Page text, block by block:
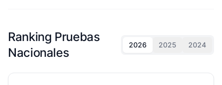
Ranking Pruebas
Nacionales
2026 2025 2024